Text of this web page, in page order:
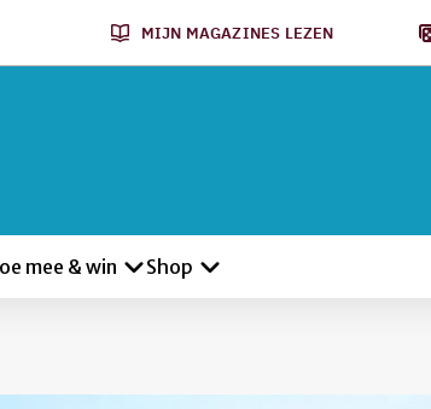
MIJN MAGAZINES LEZEN
mee & win Shop